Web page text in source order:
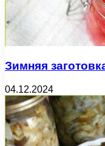
Зимняя
04.12.2024